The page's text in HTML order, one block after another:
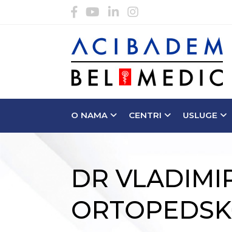
O NAMA CENTRI USLUGE
DR